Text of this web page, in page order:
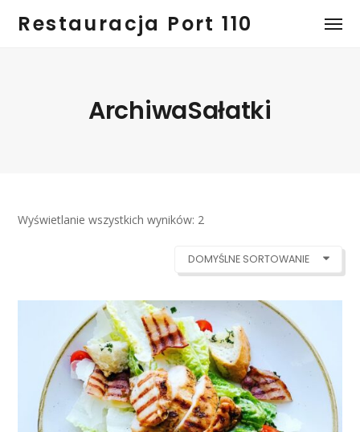
Restauracja Port 110
ArchiwaSałatki
Wyświetlanie wszystkich wyników: 2
DOMYŚLNE SORTOWANIE